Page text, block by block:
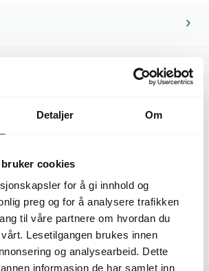
Detaljer Om
cookies
for å gi innhold og
preg og for å analysere trafikken
til våre partnere om hvordan du
Lesetilgangen brukes innen
og analysearbeid. Dette
informasjon de har samlet inn
på